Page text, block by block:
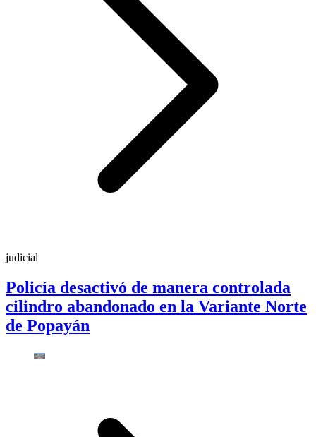
judicial
Policía desactivó de manera controlada
cilindro abandonado en la Variante Norte
de Popayán